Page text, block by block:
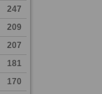
247
209
207
181
170